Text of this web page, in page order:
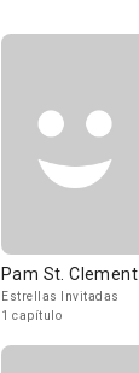
Pam St. Clement
Estrellas Invitadas
1 capítulo